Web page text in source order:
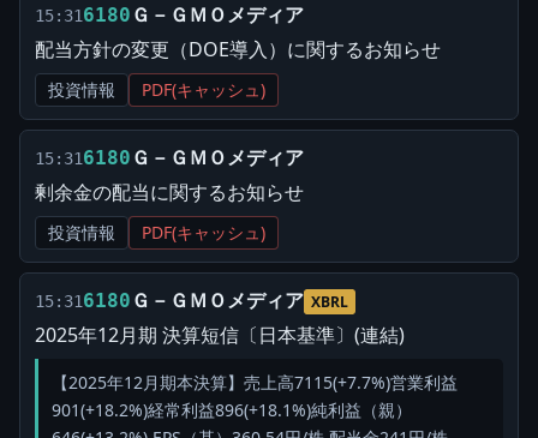
15:316180 Ｇ－ＧＭＯメディア
配当方針の変更（DOE導入）に関するお知らせ
投資情報 PDF(キャッシュ)
15:316180 Ｇ－ＧＭＯメディア
剰余金の配当に関するお知らせ
投資情報 PDF(キャッシュ)
15:316180 Ｇ－ＧＭＯメディア XBRL
2025年12月期 決算短信〔日本基準〕(連結)
【2025年12月期本決算】売上高7115(+7.7%)営業利益
901(+18.2%)経常利益896(+18.1%)純利益（親）